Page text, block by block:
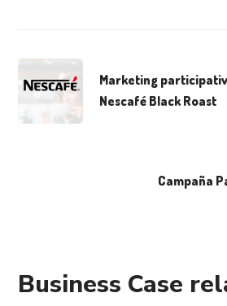
Marketing
Nescafé Black Roast
Campaña